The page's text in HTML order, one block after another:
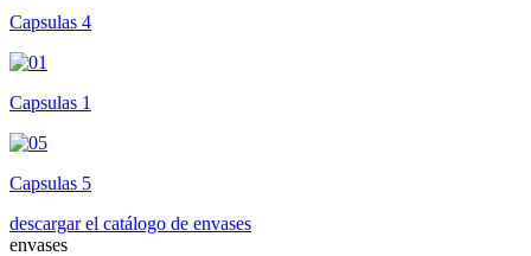
Capsulas 4
Capsulas 1
Capsulas 5
descargar el catálogo de envases
envases